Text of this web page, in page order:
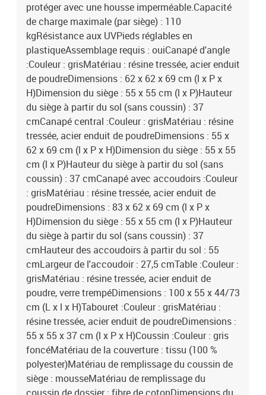
protéger avec une housse imperméable.Capacité
de charge maximale (par siège) : 110
kgRésistance aux UVPieds réglables en
plastiqueAssemblage requis : ouiCanapé d'angle
:Couleur : grisMatériau : résine tressée, acier enduit
de poudreDimensions : 62 x 62 x 69 cm (l x P x
H)Dimension du siège : 55 x 55 cm (l x P)Hauteur
du siège à partir du sol (sans coussin) : 37
cmCanapé central :Couleur : grisMatériau : résine
tressée, acier enduit de poudreDimensions : 55 x
62 x 69 cm (l x P x H)Dimension du siège : 55 x 55
cm (l x P)Hauteur du siège à partir du sol (sans
coussin) : 37 cmCanapé avec accoudoirs :Couleur
: grisMatériau : résine tressée, acier enduit de
poudreDimensions : 83 x 62 x 69 cm (l x P x
H)Dimension du siège : 55 x 55 cm (l x P)Hauteur
du siège à partir du sol (sans coussin) : 37
cmHauteur des accoudoirs à partir du sol : 55
cmLargeur de l'accoudoir : 27,5 cmTable :Couleur :
grisMatériau : résine tressée, acier enduit de
poudre, verre trempéDimensions : 100 x 55 x 44/73
cm (L x l x H)Tabouret :Couleur : grisMatériau :
résine tressée, acier enduit de poudreDimensions :
55 x 55 x 37 cm (l x P x H)Coussin :Couleur : gris
foncéMatériau de la couverture : tissu (100 %
polyester)Matériau de remplissage du coussin de
siège : mousseMatériau de remplissage du